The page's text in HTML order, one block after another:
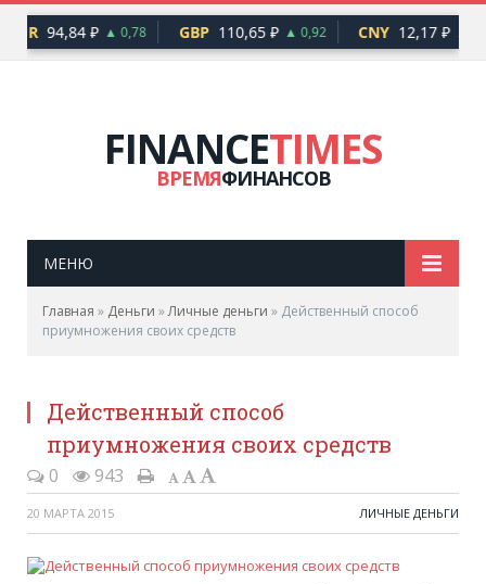
EUR 94,84 ₽ ▲ 0,78 GBP 110,65 ₽ ▲ 0,92 CNY 12,17 ₽
FINANCETIMES
ВРЕМЯФИНАНСОВ
МЕНЮ
Главная » Деньги »Личные деньги » Действенный способ
приумножения своих средств
Действенный способ
приумножения своих средств
0 943
20 МАРТА 2015 ЛИЧНЫЕ ДЕНЬГИ